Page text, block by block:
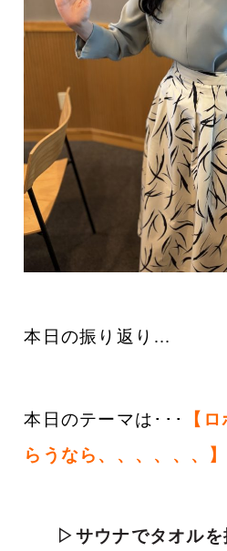
本日の振り返り…
本日のテーマは･･･
【
らうなら、、、、、、
】
▷サウナでタオル